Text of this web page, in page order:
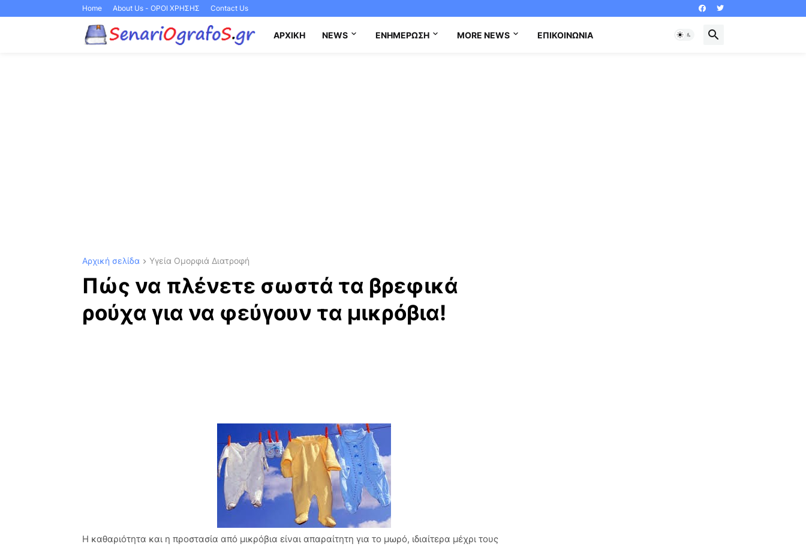
Home About Us - ΟΡΟΙ ΧΡΗΣΗΣ Contact Us
ΑΡΧΙΚΉ NEWS ΕΝΗΜΈΡΩΣΗ MORE NEWS ΕΠΙΚΟΙΝΩΝΊΑ
Αρχική σελίδα Υγεία Ομορφιά Διατροφή
Πώς να πλένετε σωστά τα βρεφικά
ρούχα για να φεύγουν τα μικρόβια!
Η καθαριότητα και η προστασία από μικρόβια είναι απαραίτητη για το μωρό, ιδιαίτερα μέχρι τους